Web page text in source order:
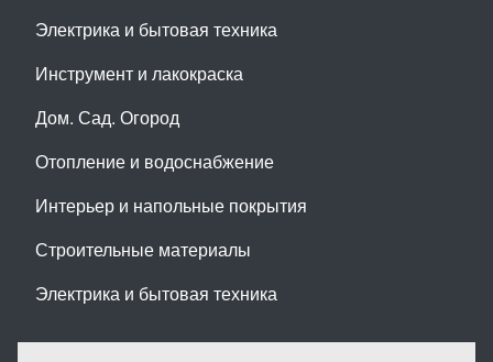
Электрика и бытовая техника
Инструмент и лакокраска
Дом. Сад. Огород
Отопление и водоснабжение
Интерьер и напольные покрытия
Строительные материалы
Электрика и бытовая техника